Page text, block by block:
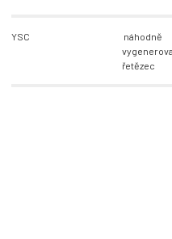
YSC
náhodně
řetězec